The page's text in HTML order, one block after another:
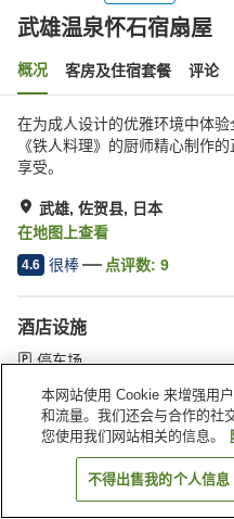
武雄温泉怀石宿扇屋
概况 客房及住宿套餐 评论
在为成人设计的优雅环境中体
《铁人料理》的厨师精心制作
享受。
武雄, 佐贺县, 日本
在地图上查看
4.6 很棒 点评数: 9
酒店设施
停车场
首页 日本 佐贺县 武雄
搜
本网站使用 Cookie 来增强用
和流量。我们还会与合作的社
您使用我们网站相关的信息。
不得出售我的个人信息